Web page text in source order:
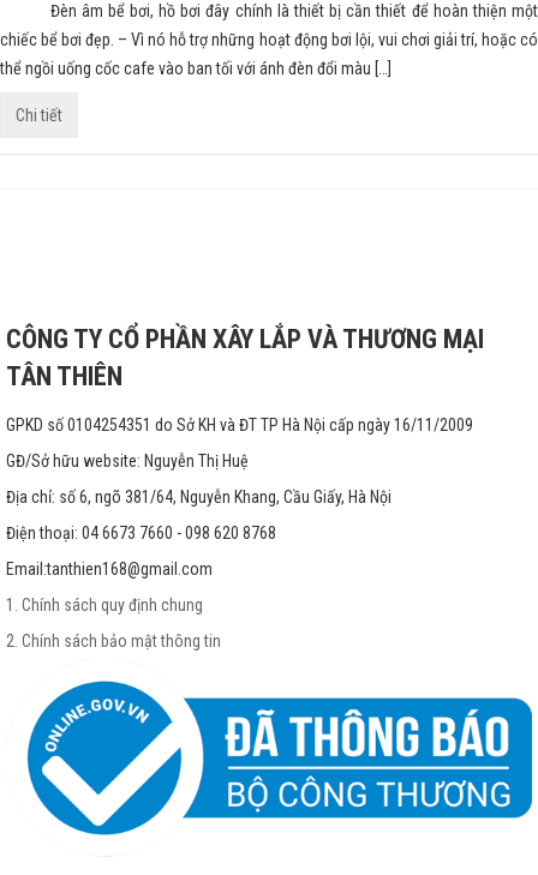
Đèn âm bể bơi, hồ bơi đây chính là thiết bị cần thiết để hoàn thiện một
chiếc bể bơi đẹp. – Vì nó hỗ trợ những hoạt động bơi lội, vui chơi giải trí, hoặc có
thể ngồi uống cốc cafe vào ban tối với ánh đèn đổi màu […]
Chi tiết
CÔNG TY CỔ PHẦN XÂY LẮP VÀ THƯƠNG MẠI
TÂN THIÊN
GPKD số 0104254351 do Sở KH và ĐT TP Hà Nội cấp ngày 16/11/2009
GĐ/Sở hữu website: Nguyễn Thị Huệ
Địa chỉ: số 6, ngõ 381/64, Nguyễn Khang, Cầu Giấy, Hà Nội
Điện thoại: 04 6673 7660 - 098 620 8768
Email:tanthien168@gmail.com
1. Chính sách quy định chung
2. Chính sách bảo mật thông tin